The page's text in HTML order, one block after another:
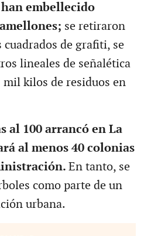
han embellecido
se retiraron
de grafiti, se
lineales de señalética
kilos de residuos en
al 100 arrancó en La
al menos 40 colonias
En tanto, se
como parte de un
urbana.